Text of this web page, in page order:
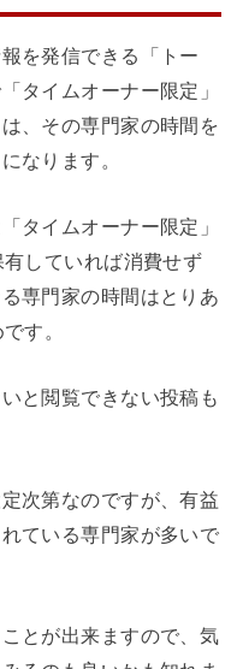
を発信できる「トー
タイムオーナー限定」
、その専門家の時間を
なります。
タイムオーナー限定」
していれば消費せず
専門家の時間はとりあ
す。
と閲覧できない投稿も
次第なのですが、有益
ている専門家が多いで
とが出来ますので、気